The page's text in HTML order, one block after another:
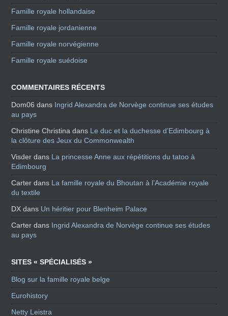
Famille royale hollandaise
Famille royale jordanienne
Famille royale norvégienne
Famille royale suédoise
COMMENTAIRES RÉCENTS
Dom06 dans Ingrid Alexandra de Norvège continue ses études
au pays
Christine Christina dans Le duc et la duchesse d’Edimbourg à
la clôture des Jeux du Commonwealth
Visder dans La princesse Anne aux répétitions du tatoo à
Edimbourg
Carter dans La famille royale du Bhoutan à l’Académie royale
du textile
DX dans Un héritier pour Blenheim Palace
Carter dans Ingrid Alexandra de Norvège continue ses études
au pays
SITES « SPÉCIALISÉS »
Blog sur la famille royale belge
Eurohistory
Netty Leistra